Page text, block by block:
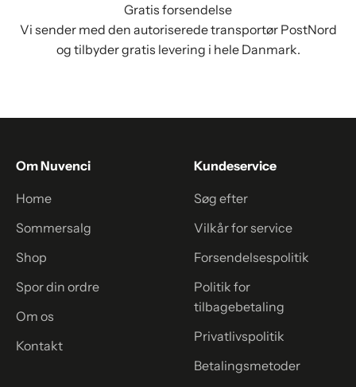
Gratis forsendelse
Vi sender med den autoriserede transportør PostNord
og tilbyder gratis levering i hele Danmark.
Om Nuvenci
Home
Sommersalg
Shop
Spor din ordre
Om os
Kontakt
Kundeservice
Søg efter
Vilkår for service
Forsendelsespolitik
Politik for
tilbagebetaling
Privatlivspolitik
Betalingsmetoder